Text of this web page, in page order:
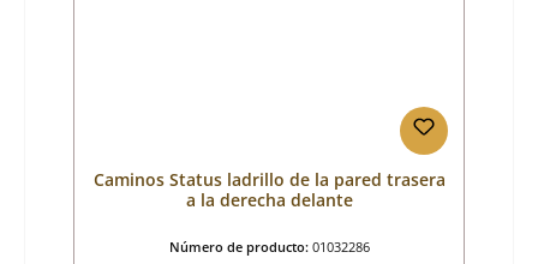
Caminos Status ladrillo de la pared trasera
a la derecha delante
Número de producto: 01032286